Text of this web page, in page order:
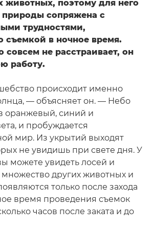
животных, поэтому для него
сопряжена с
трудностями,
съемкой в ночное время.
совсем не расстраивает, он
работу.
происходит именно
— объясняет он. — Небо
оранжевый, синий и
и пробуждается
мир. Из укрытий выходят
не увидишь при свете дня. У
можете увидеть лосей и
множество других животных и
только после захода
время проведения съемок
часов после заката и до